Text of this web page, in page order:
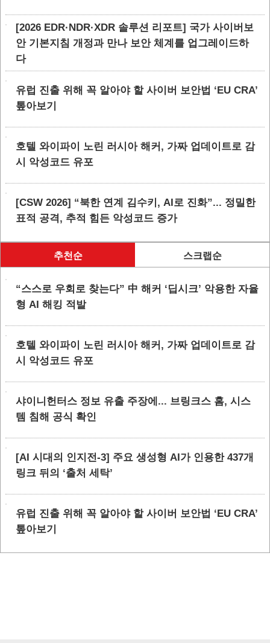
[2026 EDR·NDR·XDR 솔루션 리포트] 국가 사이버보
안 기본지침 개정과 만나 보안 체계를 업그레이드하
다
유럽 진출 위해 꼭 알아야 할 사이버 보안법 ‘EU CRA’
톺아보기
호텔 와이파이 노린 러시아 해커, 가짜 업데이트로 감
시 악성코드 유포
[CSW 2026] “북한 연계 김수키, AI로 진화”... 정밀한
표적 공격, 추적 힘든 악성코드 증가
추천순 스크랩순
“스스로 우회로 찾는다” 中 해커 ‘딥시크’ 악용한 자율
형 AI 해킹 적발
호텔 와이파이 노린 러시아 해커, 가짜 업데이트로 감
시 악성코드 유포
샤이니헌터스 정보 유출 주장에... 브링크스 홈, 시스
템 침해 공식 확인
[AI 시대의 인지전-3] 주요 생성형 AI가 인용한 437개
링크 뒤의 ‘출처 세탁’
유럽 진출 위해 꼭 알아야 할 사이버 보안법 ‘EU CRA’
톺아보기